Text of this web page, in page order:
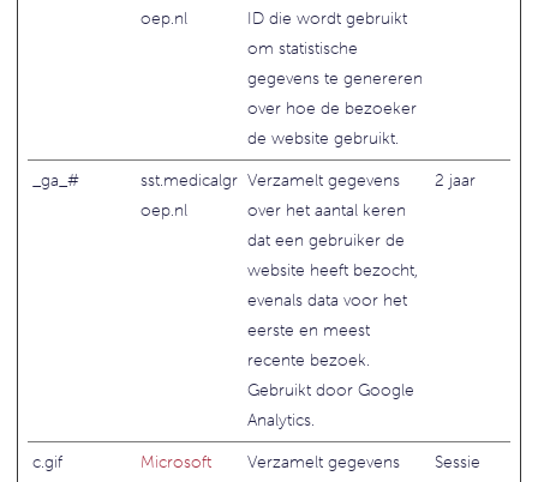
oep.nl
ID die wordt gebruikt
om statistische
gegevens te genereren
over hoe de bezoeker
de website gebruikt.
_ga_#
sst.medicalgr
oep.nl
Verzamelt gegevens
over het aantal keren
dat een gebruiker de
website heeft bezocht,
evenals data voor het
eerste en meest
recente bezoek.
Gebruikt door Google
Analytics.
2 jaar
c.gif Microsoft
Verzamelt gegevens
Sessie